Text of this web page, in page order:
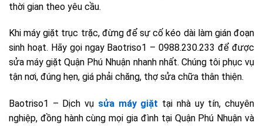
thời gian theo yêu cầu.
Khi máy giặt trục trặc, đừng để sự cố kéo dài làm gián đoạn
sinh hoạt. Hãy gọi ngay Baotriso1 – 0988.230.233 để được
sửa máy giặt Quận Phú Nhuận nhanh nhất. Chúng tôi phục vụ
tận nơi, đúng hẹn, giá phải chăng, thợ sửa chữa thân thiện.
Baotriso1 – Dịch vụ sửa máy giặt tại nhà uy tín, chuyên
nghiệp, đồng hành cùng mọi gia đình tại Quận Phú Nhuận và